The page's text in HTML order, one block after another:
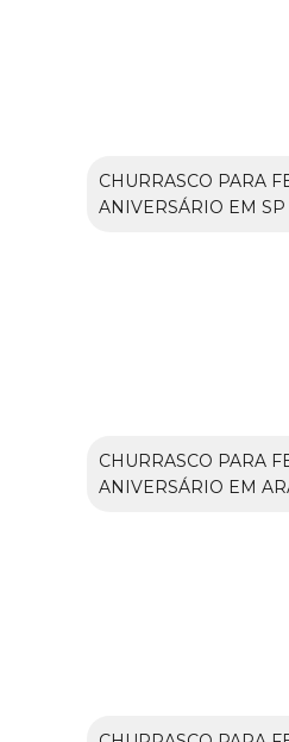
CHURRASCO PARA
ANIVERSÁRIO EM SP
CHURRASCO PARA
ANIVERSÁRIO EM